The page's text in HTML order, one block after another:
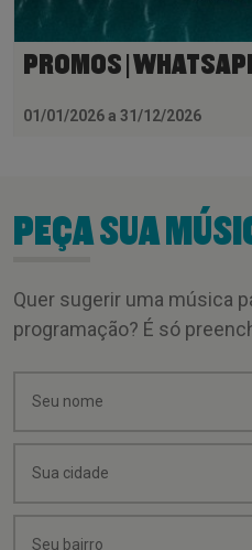
PROMOS |
01/01/2026 a 31/12/2026
PEÇA SUA
Quer sugerir uma música
programação? É só